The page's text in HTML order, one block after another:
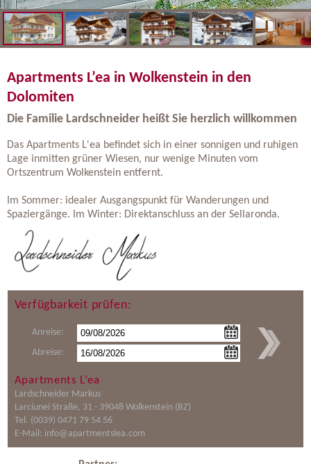
Apartments L’ea in Wolkenstein in den
Dolomiten
Die Familie Lardschneider heißt Sie herzlich willkommen
Das Apartments L'ea befindet sich in einer sonnigen und ruhigen
Lage inmitten grüner Wiesen, nur wenige Minuten vom
Ortszentrum Wolkenstein entfernt.
Im Sommer: idealer Ausgangspunkt für Wanderungen und
Spaziergänge. Im Winter: Direktanschluss an der Sellaronda.
Verfügbarkeit prüfen:
Anreise:
Abreise:
Apartments L’ea
Lardschneider Markus
Larciunei Straße, 31 - 39048 Wolkenstein (BZ)
Tel. (0039) 0471 79 54 56
E-Mail: info@apartmentslea.com